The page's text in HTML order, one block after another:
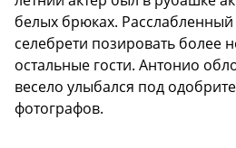
белых брюках. Расслабленный
селебрети позировать более
остальные гости. Антонио
весело улыбался под
фотографов.